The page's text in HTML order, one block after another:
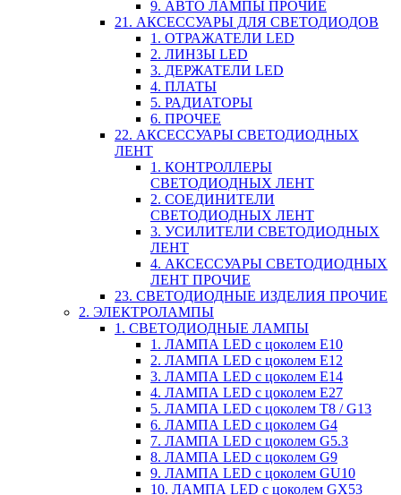
9. АВТО ЛАМПЫ ПРОЧИЕ
21. АКСЕССУАРЫ ДЛЯ СВЕТОДИОДОВ
1. ОТРАЖАТЕЛИ LED
2. ЛИНЗЫ LED
3. ДЕРЖАТЕЛИ LED
4. ПЛАТЫ
5. РАДИАТОРЫ
6. ПРОЧЕЕ
22. АКСЕССУАРЫ СВЕТОДИОДНЫХ
ЛЕНТ
1. КОНТРОЛЛЕРЫ
СВЕТОДИОДНЫХ ЛЕНТ
2. СОЕДИНИТЕЛИ
СВЕТОДИОДНЫХ ЛЕНТ
3. УСИЛИТЕЛИ СВЕТОДИОДНЫХ
ЛЕНТ
4. АКСЕССУАРЫ СВЕТОДИОДНЫХ
ЛЕНТ ПРОЧИЕ
23. СВЕТОДИОДНЫЕ ИЗДЕЛИЯ ПРОЧИЕ
2. ЭЛЕКТРОЛАМПЫ
1. СВЕТОДИОДНЫЕ ЛАМПЫ
1. ЛАМПА LED c цоколем E10
2. ЛАМПА LED c цоколем E12
3. ЛАМПА LED c цоколем E14
4. ЛАМПА LED c цоколем E27
5. ЛАМПА LED c цоколем T8 / G13
6. ЛАМПА LED c цоколем G4
7. ЛАМПА LED c цоколем G5.3
8. ЛАМПА LED c цоколем G9
9. ЛАМПА LED c цоколем GU10
10. ЛАМПА LED c цоколем GX53